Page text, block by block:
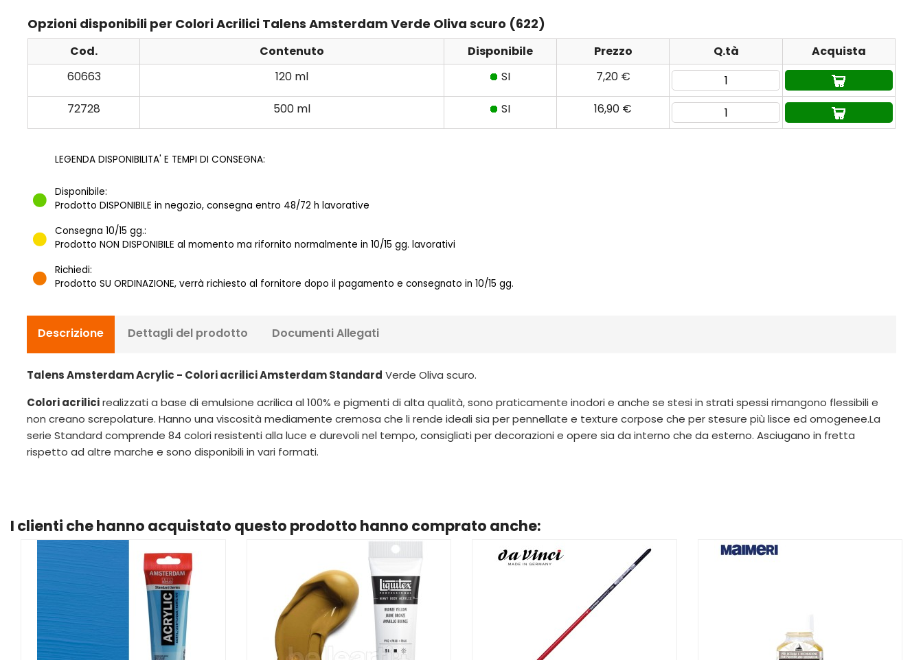
Opzioni disponibili per Colori Acrilici Talens Amsterdam Verde Oliva scuro (622)
Cod. Contenuto Disponibile Prezzo Q.tà
Acquista
60663
120 ml SI 7,20 €
72728 500 ml SI 16,90 €
LEGENDA DISPONIBILITA' E TEMPI DI CONSEGNA:
Disponibile:
Prodotto DISPONIBILE in negozio, consegna entro 48/72 h lavorative
Consegna 10/15 gg.:
Prodotto NON DISPONIBILE al momento ma rifornito normalmente in 10/15 gg. lavorativi
Richiedi:
Prodotto SU ORDINAZIONE, verrà richiesto al fornitore dopo il pagamento e consegnato in 10/15 gg.
Descrizione Dettagli del prodotto Documenti Allegati
Talens Amsterdam Acrylic - Colori acrilici Amsterdam Standard Verde Oliva scuro.
Colori acrilicirealizzati a base di emulsione acrilica al 100% e pigmenti di alta qualità, sono praticamente inodori e anche se stesi in strati spessi rimangono flessibili e
non creano screpolature. Hanno una viscosità mediamente cremosa che li rende ideali sia per pennellate e texture corpose che per stesure più lisce ed omogenee.La
serie Standard comprende 84 colori resistenti alla luce e durevoli nel tempo, consigliati per decorazioni e opere sia da interno che da esterno. Asciugano in fretta
rispetto ad altre marche e sono disponibili in vari formati.
I clienti che hanno acquistato questo prodotto hanno comprato anche: